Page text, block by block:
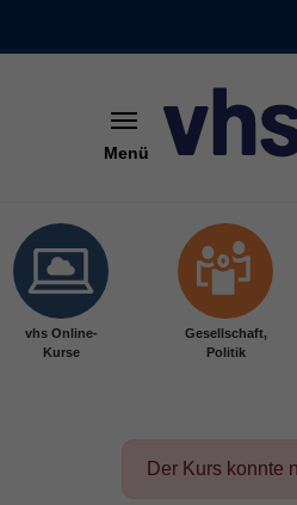
Menü
vhs Online-
Kurse
Gesellschaft,
Politik
Der Kurs konnte